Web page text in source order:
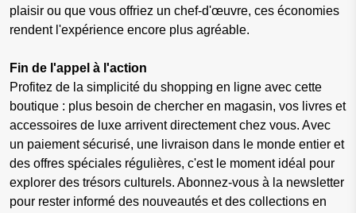
plaisir ou que vous offriez un chef-d'œuvre, ces économies
rendent l'expérience encore plus agréable.
Fin de l'appel à l'action
Profitez de la simplicité du shopping en ligne avec cette
boutique : plus besoin de chercher en magasin, vos livres et
accessoires de luxe arrivent directement chez vous. Avec
un paiement sécurisé, une livraison dans le monde entier et
des offres spéciales régulières, c'est le moment idéal pour
explorer des trésors culturels. Abonnez-vous à la newsletter
pour rester informé des nouveautés et des collections en